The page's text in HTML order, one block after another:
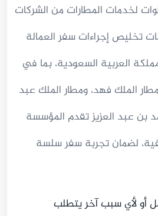
لخدمات المطارات من الشركات
تخليص إجراءات سفر العمالة
العربية السعودية، بما في
الملك فهد، ومطار الملك عبد
بن عبد العزيز تقدم المؤسسة
لضمان تجربة سفر سلسة
أو لأي سبب آخر يتطلب